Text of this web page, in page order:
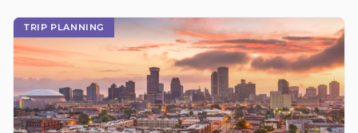
TRIP PLANNING